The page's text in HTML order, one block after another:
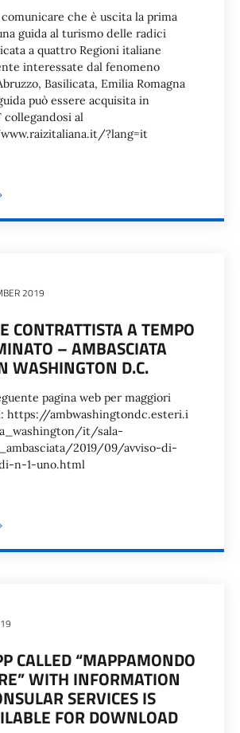
che è uscita la prima
guida al turismo delle radici
a quattro Regioni italiane
interessate dal fenomeno
Basilicata, Emilia Romagna
può essere acquisita in
collegandosi al
?lang=it
2019
CONTRATTISTA A TEMPO
– AMBASCIATA
WASHINGTON D.C.
pagina web per maggiori
https://ambwashingtondc.esteri.i
it/sala-
2019/09/avviso-di-
n-1-uno.html
CALLED “MAPPAMONDO
WITH INFORMATION
SERVICES IS
FOR DOWNLOAD